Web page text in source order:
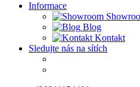
Informace
Blog
Kontakt
Sledujte nás na sítích